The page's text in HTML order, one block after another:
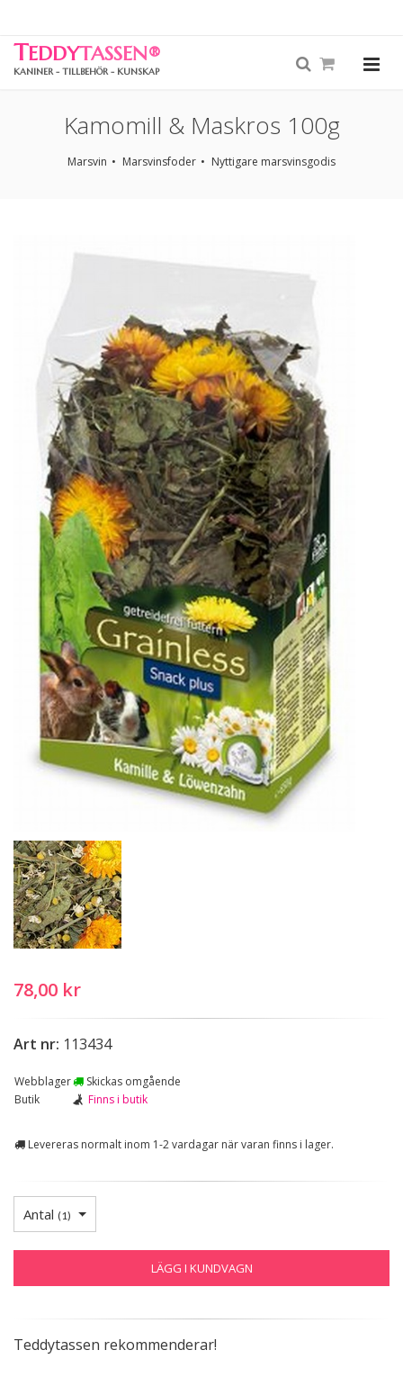
TEDDYTASSEN®
KANINER - TILLBEHÖR - KUNSKAP
Kamomill & Maskros 100g
Marsvin Marsvinsfoder Nyttigare marsvinsgodis
78,00 kr
Art nr: 113434
Webblager
Skickas omgående
Butik
Finns i butik
Levereras normalt inom 1-2 vardagar när varan finns i lager.
Antal (1)
LÄGG I KUNDVAGN
Teddytassen rekommenderar!